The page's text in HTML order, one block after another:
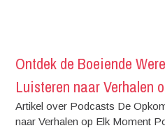
Ontdek de Boeiende
Luisteren naar Verhalen
Artikel over Podcasts De
naar Verhalen op Elk Moment